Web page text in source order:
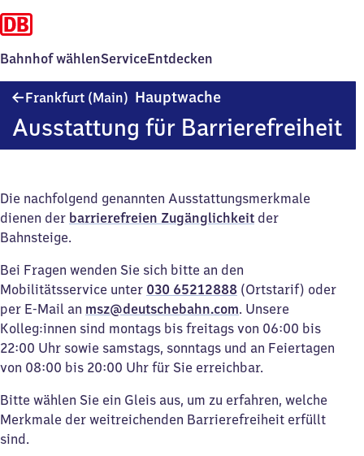
Bahnhof wählenServiceEntdecken
Frankfurt (Main) Hauptwache
Hauptwache
Ausstattung für Barrierefreiheit
Die nachfolgend genannten Ausstattungsmerkmale
dienen der barrierefreien Zugänglichkeit der
Bahnsteige.
Bei Fragen wenden Sie sich bitte an den
Mobilitätsservice unter 030 65212888 (Ortstarif) oder
per E-Mail an msz@deutschebahn.com. Unsere
Kolleg:innen sind montags bis freitags von 06:00 bis
22:00 Uhr sowie samstags, sonntags und an Feiertagen
von 08:00 bis 20:00 Uhr für Sie erreichbar.
Bitte wählen Sie ein Gleis aus, um zu erfahren, welche
Merkmale der weitreichenden Barrierefreiheit erfüllt
sind.